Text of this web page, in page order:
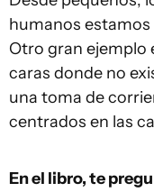
humanos
Otro gran ejemplo
caras donde no
una toma de
centrados en las
En el libro, te